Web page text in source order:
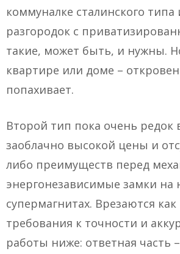
коммуналке сталинского типа
разгородок с
такие, может быть, и нужны.
квартире или доме –
попахивает.
Второй тип пока очень редок
заоблачно высокой цены и
либо преимуществ перед
энергонезависимые замки на
супермагнитах. Врезаются
требования к точности и
работы ниже: ответная часть